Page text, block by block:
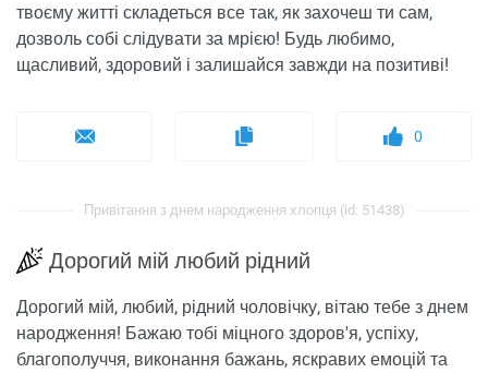
твоєму житті складеться все так, як захочеш ти сам,
дозволь собі слідувати за мрією! Будь любимо,
щасливий, здоровий і залишайся завжди на позитиві!
0
Привітання з днем ​​народження хлопця (id: 51438)
Дорогий мій любий рідний
Дорогий мій, любий, рідний чоловічку, вітаю тебе з днем
​​народження! Бажаю тобі міцного здоров'я, успіху,
благополуччя, виконання бажань, яскравих емоцій та